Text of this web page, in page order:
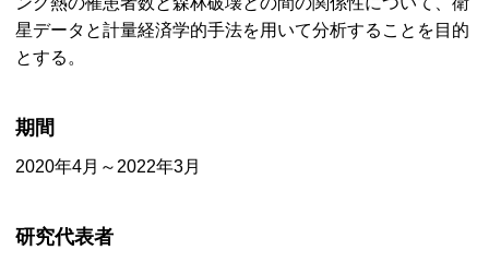
星データと計量経済学的手法を用いて分析することを目的
とする。
期間
2020年4月～2022年3月
研究代表者